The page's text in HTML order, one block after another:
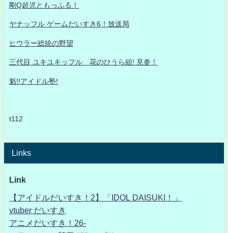
剛Q超児ともっふる！
ヤナッフル ゲームだいすき6！放送局
ヒウラー総統の野望
三代目 ユキユキッフル 花のひうら組! 見参！
魁!!アイドル塾!
t112
Links
Link
【アイドルだいすき！2】「IDOL DAISUKI！」
vtuber だいすき
アニメだいすき！26-